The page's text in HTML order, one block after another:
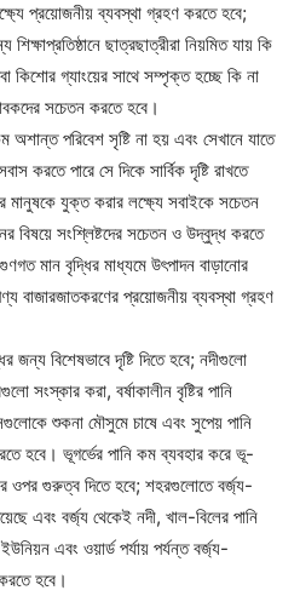
প্রয়োজনীয় ব্যবস্থা গ্রহণ করতে হবে;
ছাত্রছাত্রীরা নিয়মিত যায় কি
কিশোর গ্যাংয়ের সাথে সম্পৃক্ত হচ্ছে কি না
সচেতন করতে হবে।
অশান্ত পরিবেশ সৃষ্টি না হয় এবং সেখানে যাতে
করতে পারে সে দিকে সার্বিক দৃষ্টি রাখতে
মানুষকে যুক্ত করার লক্ষ্যে সবাইকে সচেতন
বিষয়ে সংশ্লিষ্টদের সচেতন ও উদ্বুদ্ধ করতে
মান বৃদ্ধির মাধ্যমে উৎপাদন বাড়ানোর
বাজারজাতকরণের প্রয়োজনীয় ব্যবস্থা গ্রহণ
জন্য বিশেষভাবে দৃষ্টি দিতে হবে; নদীগুলো
সংস্কার করা, বর্ষাকালীন বৃষ্টির পানি
শুকনা মৌসুমে চাষে এবং সুপেয় পানি
হবে। ভূগর্ভের পানি কম ব্যবহার করে ভূ-
ওপর গুরুত্ব দিতে হবে; শহরগুলোতে বর্জ্য-
এবং বর্জ্য থেকেই নদী, খাল-বিলের পানি
এবং ওয়ার্ড পর্যায় পর্যন্ত বর্জ্য-
হবে।